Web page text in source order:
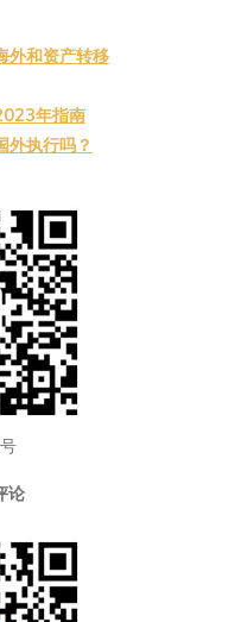
外和资产转移
年指南
外执行吗？
论